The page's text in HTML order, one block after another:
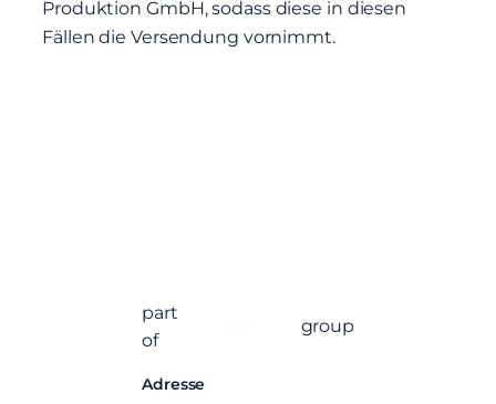
Produktion GmbH, sodass diese in diesen
Fällen die Versendung vornimmt.
part
of
group
Adresse